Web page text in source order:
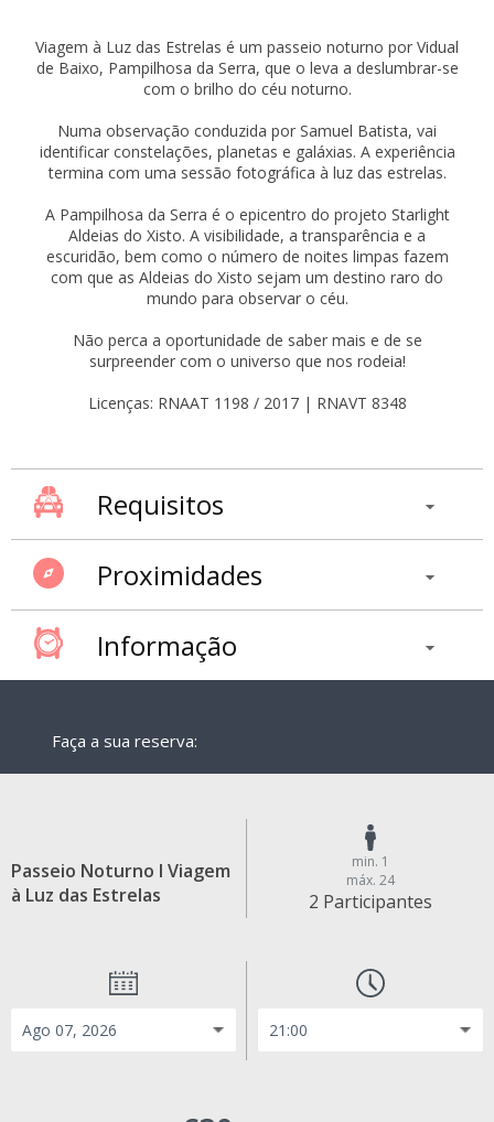
Viagem à Luz das Estrelas é um passeio noturno por Vidual
de Baixo, Pampilhosa da Serra, que o leva a deslumbrar-se
com o brilho do céu noturno.
Numa observação conduzida por Samuel Batista, vai
identificar constelações, planetas e galáxias. A experiência
termina com uma sessão fotográfica à luz das estrelas.
A Pampilhosa da Serra é o epicentro do projeto Starlight
Aldeias do Xisto. A visibilidade, a transparência e a
escuridão, bem como o número de noites limpas fazem
com que as Aldeias do Xisto sejam um destino raro do
mundo para observar o céu.
Não perca a oportunidade de saber mais e de se
surpreender com o universo que nos rodeia!
Licenças: RNAAT 1198 / 2017 | RNAVT 8348
Requisitos
Proximidades
Informação
Faça a sua reserva:
Passeio Noturno I Viagem
à Luz das Estrelas
min. 1
máx. 24
2 Participantes